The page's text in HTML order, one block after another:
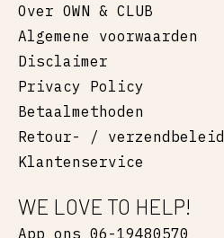
Over OWN & CLUB
Algemene voorwaarden
Disclaimer
Privacy Policy
Betaalmethoden
Retour- / verzendbeleid
Klantenservice
WE LOVE TO HELP!
App ons 06-19480570